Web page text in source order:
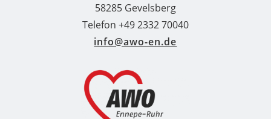
58285 Gevelsberg
Telefon +49 2332 70040
info@awo-en.de